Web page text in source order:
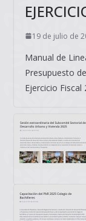
19 de julio de
Manual de
Presupuesto
Ejercicio Fiscal